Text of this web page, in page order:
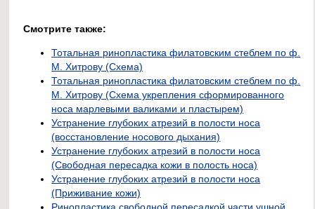
Смотрите также:
Тотальная ринопластика филатовским стеблем по ф.
М. Хитрову (Схема)
Тотальная ринопластика филатовским стеблем по ф.
М. Хитрову (Схема укрепления сформированного
носа марлевыми валиками и пластырем)
Устранение глубоких атрезий в полости носа
(восстановление носового дыхания)
Устранение глубоких атрезий в полости носа
(Свободная пересадка кожи в полость носа)
Устранение глубоких атрезий в полости носа
(Приживание кожи)